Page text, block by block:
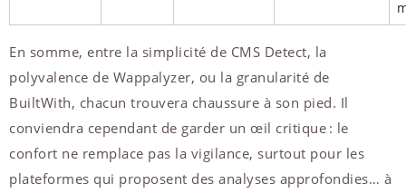
En somme, entre la simplicité de CMS Detect, la
polyvalence de Wappalyzer, ou la granularité de
BuiltWith, chacun trouvera chaussure à son pied. Il
conviendra cependant de garder un œil critique : le
confort ne remplace pas la vigilance, surtout pour les
plateformes qui proposent des analyses approfondies… à